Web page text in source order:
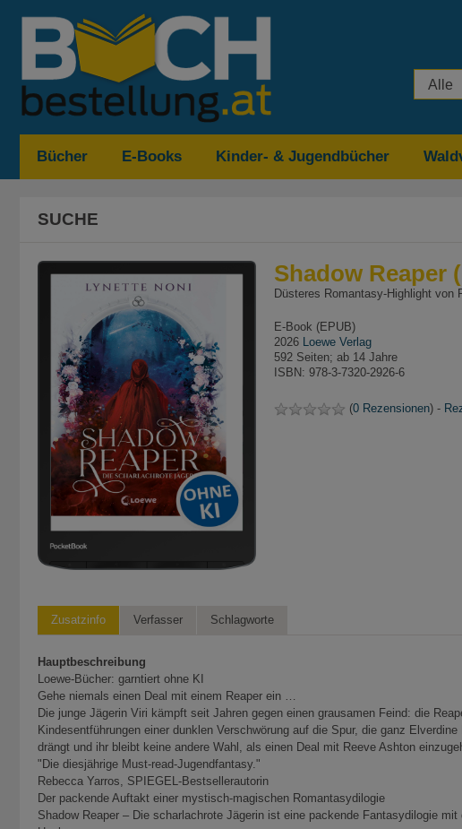
Alle
Bücher E-Books Kinder- & Jugendbücher
SUCHE
Shadow Reaper
Düsteres Romantasy-Highlight von
E-Book (EPUB)
2026 Loewe Verlag
592 Seiten; ab 14 Jahre
ISBN: 978-3-7320-2926-6
(0 Rezensionen) -
Zusatzinfo Verfasser Schlagworte
Hauptbeschreibung
Loewe-Bücher: garntiert ohne KI
Gehe niemals einen Deal mit einem Reaper ein …
Die junge Jägerin Viri kämpft seit Jahren gegen einen grausamen Feind: die
Kindesentführungen einer dunklen Verschwörung auf die Spur, die ganz
drängt und ihr bleibt keine andere Wahl, als einen Deal mit Reeve Ashton
"Die diesjährige Must-read-Jugendfantasy."
Rebecca Yarros, SPIEGEL-Bestsellerautorin
Der packende Auftakt einer mystisch-magischen Romantasydilogie
Shadow Reaper – Die scharlachrote Jägerin ist eine packende Fantasydilogie